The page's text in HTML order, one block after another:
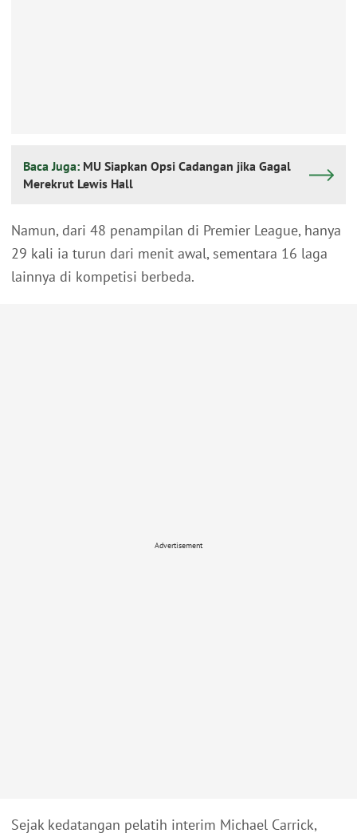
Baca Juga: MU Siapkan Opsi Cadangan jika Gagal
Merekrut Lewis Hall
Namun, dari 48 penampilan di Premier League, hanya
29 kali ia turun dari menit awal, sementara 16 laga
lainnya di kompetisi berbeda.
Advertisement
Sejak kedatangan pelatih interim Michael Carrick,